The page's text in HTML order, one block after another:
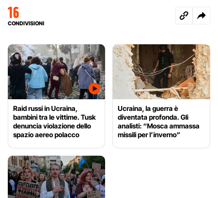
16
CONDIVISIONI
Raid russi in Ucraina,
bambini tra le vittime. Tusk
denuncia violazione dello
spazio aereo polacco
Ucraina, la guerra è
diventata profonda. Gli
analisti: “Mosca ammassa
missili per l’inverno”